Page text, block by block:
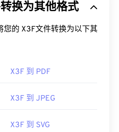
换为其他格式
您的 X3F文件转换为以下其
X3F 到 PDF
X3F 到 JPEG
X3F 到 SVG